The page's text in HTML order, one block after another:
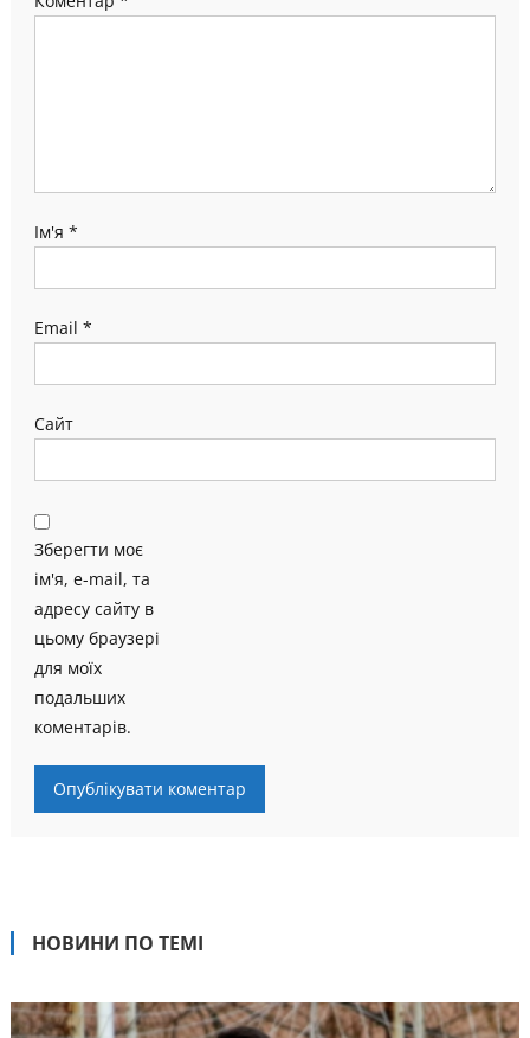
Ім'я *
Email *
Сайт
Зберегти моє
ім'я, e-mail, та
адресу сайту в
цьому браузері
для моїх
подальших
коментарів.
НОВИНИ ПО ТЕМІ